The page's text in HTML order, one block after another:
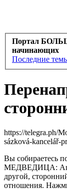
Портал
начинающих
Последние
https://telegra.ph/
sázková-kancelář-
Вы собираетесь
МЕДВЕДИЦА:
другой,
отношения.